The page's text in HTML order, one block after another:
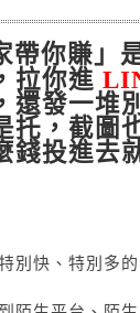
帶你賺」
拉你進
還發一堆
托，截圖
錢投進去
別快、特別多